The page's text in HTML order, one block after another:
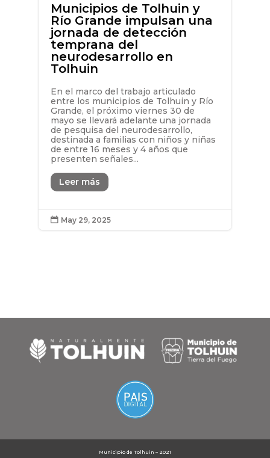
Municipios de Tolhuin y
Río Grande impulsan una
jornada de detección
temprana del
neurodesarrollo en
Tolhuin
En el marco del trabajo articulado
entre los municipios de Tolhuin y Río
Grande, el próximo viernes 30 de
mayo se llevará adelante una jornada
de pesquisa del neurodesarrollo,
destinada a familias con niños y niñas
de entre 16 meses y 4 años que
presenten señales...
Leer más
 May 29, 2025
Municipio de Tolhuin – 2021